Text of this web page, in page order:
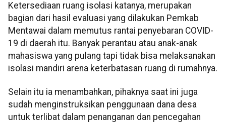
Ketersediaan ruang isolasi katanya, merupakan
bagian dari hasil evaluasi yang dilakukan Pemkab
Mentawai dalam memutus rantai penyebaran COVID-
19 di daerah itu. Banyak perantau atau anak-anak
mahasiswa yang pulang tapi tidak bisa melaksanakan
isolasi mandiri arena keterbatasan ruang di rumahnya.
Selain itu ia menambahkan, pihaknya saat ini juga
sudah menginstruksikan penggunaan dana desa
untuk terlibat dalam penanganan dan pencegahan